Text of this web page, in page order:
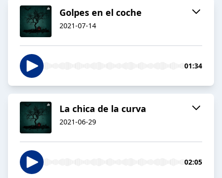
Golpes en el coche
2021-07-14
01:34
La chica de la curva
2021-06-29
02:05